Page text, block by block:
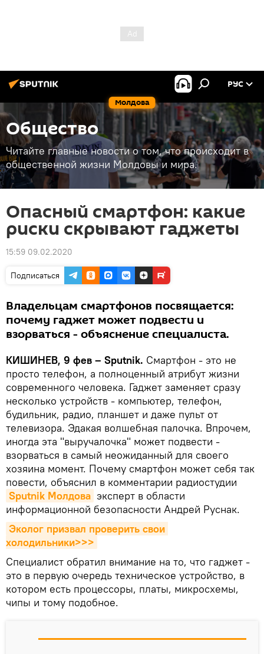
Молдова
РУС
Общество
Читайте главные новости о том, что происходит в
общественной жизни Молдовы и мира.
Опасный смартфон: какие
риски скрывают гаджеты
15:59 09.02.2020
Подписаться
Владельцам смартфонов посвящается:
почему гаджет может подвести и
взорваться - объяснение специалиста.
КИШИНЕВ, 9 фев – Sputnik. Смартфон - это не
просто телефон, а полноценный атрибут жизни
современного человека. Гаджет заменяет сразу
несколько устройств - компьютер, телефон,
будильник, радио, планшет и даже пульт от
телевизора. Эдакая волшебная палочка. Впрочем,
иногда эта "выручалочка" может подвести -
взорваться в самый неожиданный для своего
хозяина момент. Почему смартфон может себя так
повести, объяснил в комментарии радиостудии
Sputnik Молдова эксперт в области
информационной безопасности Андрей Руснак.
Эколог призвал проверить свои
холодильники>>>
Специалист обратил внимание на то, что гаджет -
это в первую очередь техническое устройство, в
котором есть процессоры, платы, микросхемы,
чипы и тому подобное.